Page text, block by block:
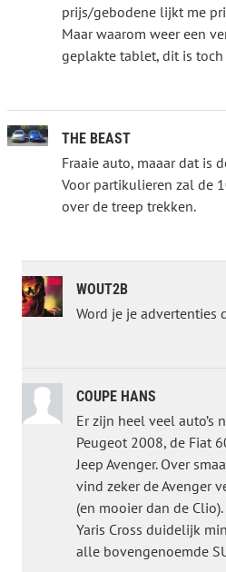
prijs/gebodene lijkt me
Maar waarom weer een
geplakte tablet, dit is toch
THE BEAST
Fraaie auto, maaar dat is
Voor partikulieren zal de
over de treep trekken.
WOUT2B
Word je je advertenties
COUPE HANS
Er zijn heel veel
Peugeot 2008, de Fiat
Jeep Avenger. Over
vind zeker de Avenger
(en mooier dan de
Yaris Cross duidelijk
alle bovengenoemde